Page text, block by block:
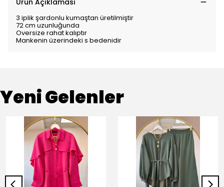
Ürün Açıklaması
3 iplik şardonlu kumaştan üretilmiştir
72 cm uzunluğunda
Oversize rahat kalıptır
Mankenin üzerindeki s bedenidir
Yeni Gelenler